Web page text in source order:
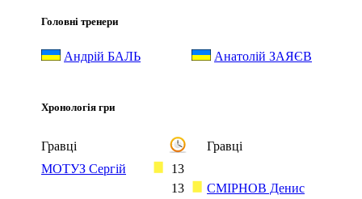
Головні тренери
Андрій БАЛЬ Анатолій ЗАЯЄВ
Хронологія гри
Гравці
Гравці
МОТУЗ Сергій
13
13
СМІРНОВ Денис